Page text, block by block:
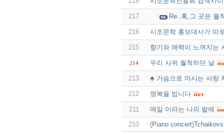
217 Re..혹,그 곳은 월
216 시조문학 홍보대사가 따
215 향기와 매력이 느껴지는
214 우리 사위 월척하던 날
213 ♣ 가슴으로 마시는 사랑
212 명복을 빕니다
211
매일 이라는 나의 밭에
210
(Piano